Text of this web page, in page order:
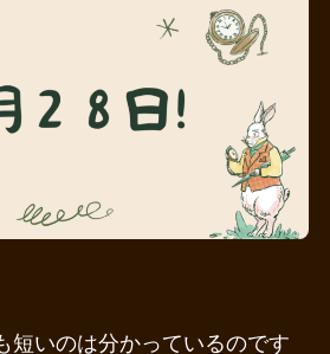
短いのは分かっているのです